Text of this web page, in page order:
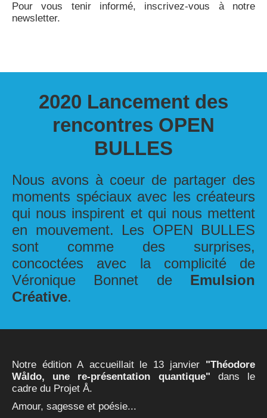
Pour vous tenir informé, inscrivez-vous à notre
newsletter.
2020 Lancement des
rencontres OPEN
BULLES
Nous avons à coeur de partager des
moments spéciaux avec les créateurs
qui nous inspirent et qui nous mettent
en mouvement. Les OPEN BULLES
sont comme des surprises,
concoctées avec la complicité de
Véronique Bonnet de Emulsion
Créative.
Notre édition A accueillait le 13 janvier "Théodore
Wåldo, une re-présentation quantique" dans le
cadre du Projet Å.
Amour, sagesse et poésie...